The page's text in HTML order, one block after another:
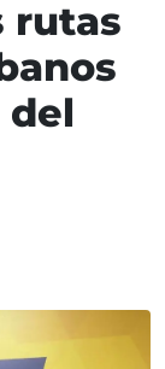
rutas
del